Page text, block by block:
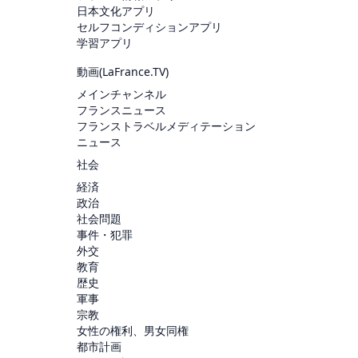
日本文化アプリ
セルフコンディションアプリ
学習アプリ
動画(LaFrance.TV)
メインチャンネル
フランスニュース
フランストラベルメディテーション
ニュース
社会
経済
政治
社会問題
事件・犯罪
外交
教育
歴史
軍事
宗教
女性の権利、男女同権
都市計画